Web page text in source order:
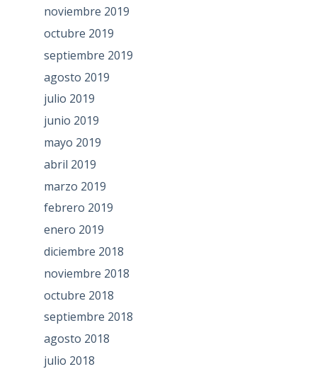
noviembre 2019
octubre 2019
septiembre 2019
agosto 2019
julio 2019
junio 2019
mayo 2019
abril 2019
marzo 2019
febrero 2019
enero 2019
diciembre 2018
noviembre 2018
octubre 2018
septiembre 2018
agosto 2018
julio 2018